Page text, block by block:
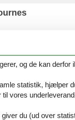
Persondatapolitik
Cookies
FAQ
og de kan derfor
statistik, hjælper
vores
du (ud over